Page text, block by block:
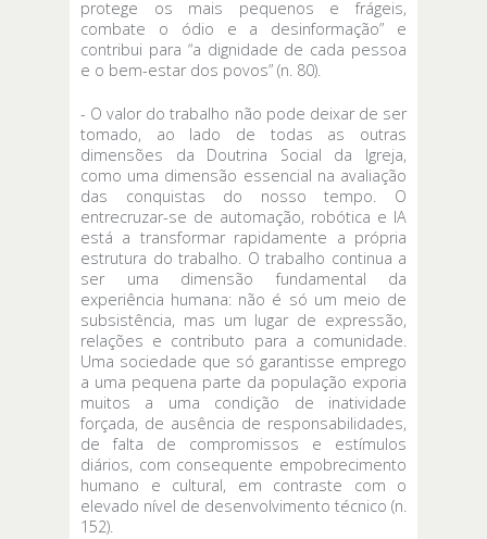
protege os mais pequenos e frágeis,
combate o ódio e a desinformação” e
contribui para “a dignidade de cada pessoa
e o bem-estar dos povos” (n. 80).
- O valor do trabalho não pode deixar de ser
tomado, ao lado de todas as outras
dimensões da Doutrina Social da Igreja,
como uma dimensão essencial na avaliação
das conquistas do nosso tempo. O
entrecruzar-se de automação, robótica e IA
está a transformar rapidamente a própria
estrutura do trabalho. O trabalho continua a
ser uma dimensão fundamental da
experiência humana: não é só um meio de
subsistência, mas um lugar de expressão,
relações e contributo para a comunidade.
Uma sociedade que só garantisse emprego
a uma pequena parte da população exporia
muitos a uma condição de inatividade
forçada, de ausência de responsabilidades,
de falta de compromissos e estímulos
diários, com consequente empobrecimento
humano e cultural, em contraste com o
elevado nível de desenvolvimento técnico (n.
152).